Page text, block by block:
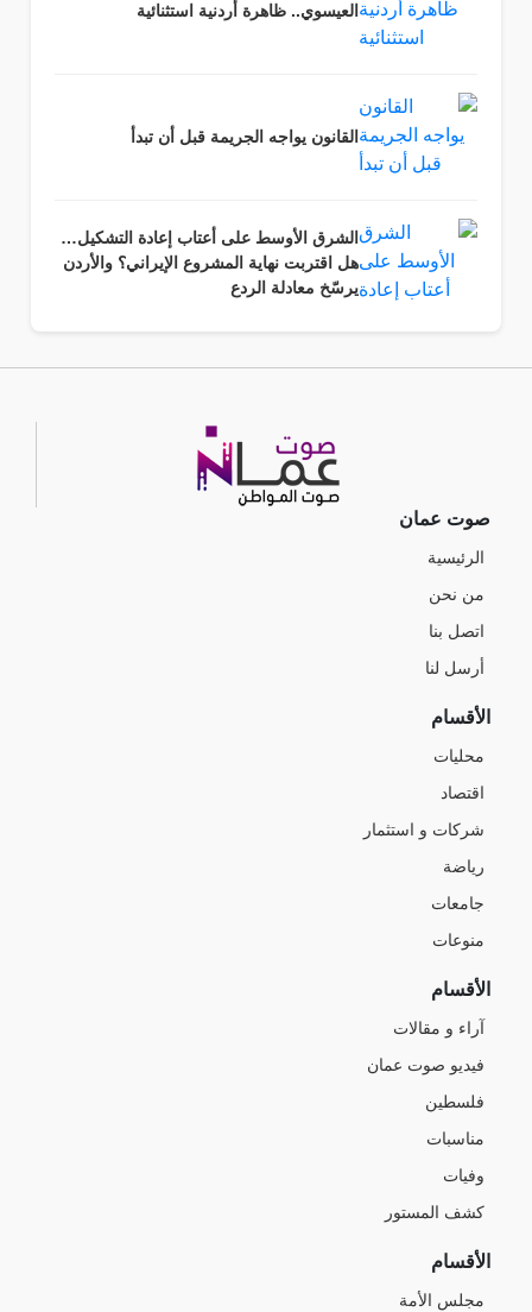
العيسوي.. ظاهرة أردنية استثنائية
القانون يواجه الجريمة قبل أن تبدأ
الشرق الأوسط على أعتاب إعادة التشكيل…
هل اقتربت نهاية المشروع الإيراني؟ والأردن
يرسّخ معادلة الردع
صوت عمان
الرئيسية
من نحن
اتصل بنا
أرسل لنا
الأقسام
محليات
اقتصاد
شركات و استثمار
رياضة
جامعات
منوعات
الأقسام
آراء و مقالات
فيديو صوت عمان
فلسطين
مناسبات
وفيات
كشف المستور
الأقسام
مجلس الأمة